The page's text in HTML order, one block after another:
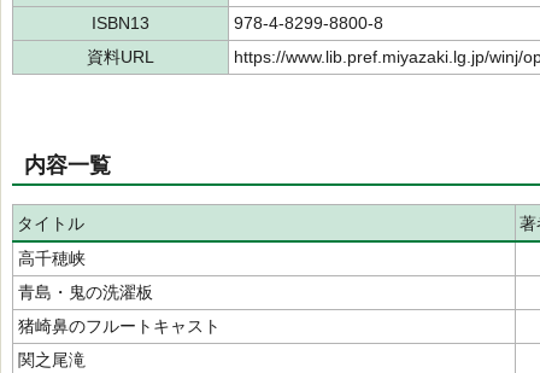
ISBN13
978-4-8299-8800-8
資料URL
https://www.lib.pref.miyazaki.lg.jp/winj/
内容一覧
タイトル
著
高千穂峡
青島・鬼の洗濯板
猪崎鼻のフルートキャスト
関之尾滝